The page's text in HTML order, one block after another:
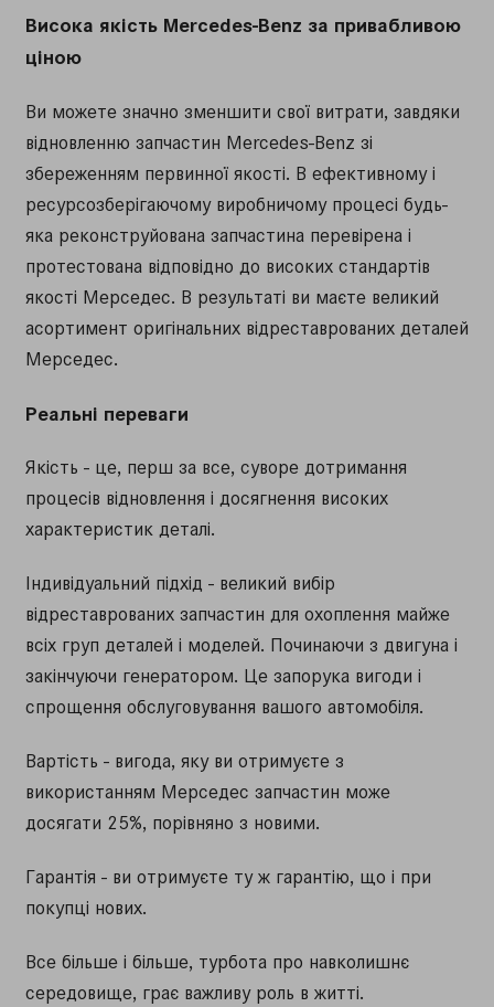
Висока якість Mercedes-Benz за привабливою
ціною
Ви можете значно зменшити свої витрати, завдяки
відновленню запчастин Mercedes-Benz зі
збереженням первинної якості. В ефективному і
ресурсозберігаючому виробничому процесі будь-
яка реконструйована запчастина перевірена і
протестована відповідно до високих стандартів
якості Мерседес. В результаті ви маєте великий
асортимент оригінальних відреставрованих деталей
Мерседес.
Реальні переваги
Якість - це, перш за все, суворе дотримання
процесів відновлення і досягнення високих
характеристик деталі.
Індивідуальний підхід - великий вибір
відреставрованих запчастин для охоплення майже
всіх груп деталей і моделей. Починаючи з двигуна і
закінчуючи генератором. Це запорука вигоди і
спрощення обслуговування вашого автомобіля.
Вартість - вигода, яку ви отримуєте з
використанням Мерседес запчастин може
досягати 25%, порівняно з новими.
Гарантія - ви отримуєте ту ж гарантію, що і при
покупці нових.
Все більше і більше, турбота про навколишнє
середовище, грає важливу роль в житті.